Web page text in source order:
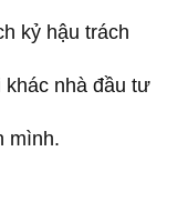
kỷ hậu trách
khác nhà đầu tư
mình.